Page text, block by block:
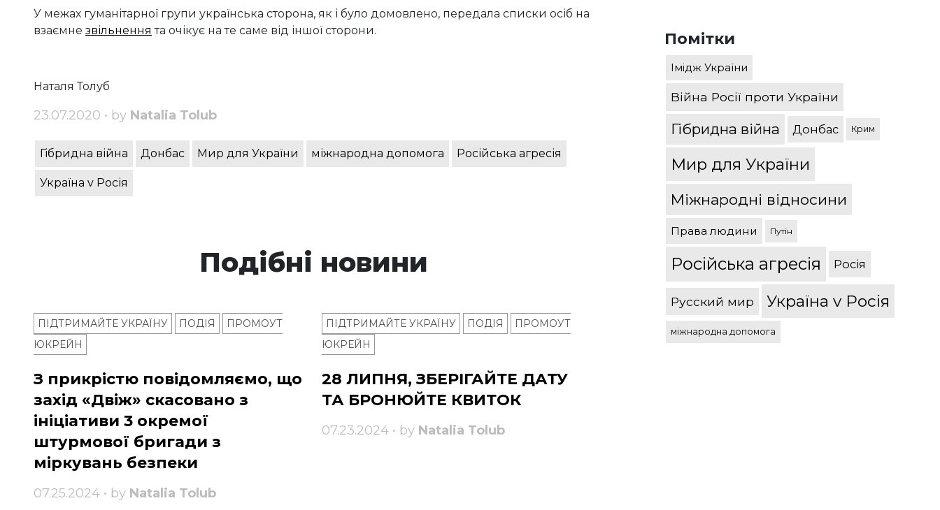
У межах гуманітарної групи українська сторона, як і було домовлено, передала списки осіб на
взаємне звільнення та очікує на те саме від іншої сторони.
Наталя Толуб
23.07.2020 • by Natalia Tolub
Гібридна війна Донбас Мир для України міжнародна допомога Російська агресія
Україна v Росія
Подібні новини
ПІДТРИМАЙТЕ УКРАЇНУ ПОДІЯ
ПРОМОУТ
ЮКРЕЙН
З прикрістю повідомляємо, що
захід «Двіж» скасовано з
ініціативи 3 окремої
штурмової бригади з
міркувань безпеки
07.25.2024 • by Natalia Tolub
ПІДТРИМАЙТЕ УКРАЇНУ ПОДІЯ
ПРОМОУТ
ЮКРЕЙН
28 ЛИПНЯ, ЗБЕРІГАЙТЕ ДАТУ
ТА БРОНЮЙТЕ КВИТОК
07.23.2024 • by Natalia Tolub
Помітки
Імідж України
Війна Росії проти України
Гібридна війна Донбас Крим
Мир для України
Міжнародні відносини
Права людини Путін
Російська агресія Росія
Русский мир Україна v Росія
міжнародна допомога